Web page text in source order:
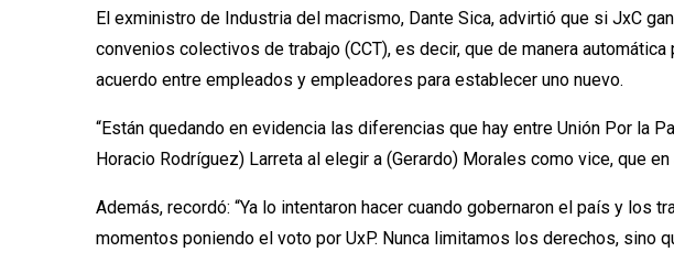
El exministro de Industria del macrismo, Dante Sica, advirtió que si JxC
convenios colectivos de trabajo (CCT), es decir, que de manera
acuerdo entre empleados y empleadores para establecer uno nuevo.
“Están quedando en evidencia las diferencias que hay entre Unión Por la
Horacio Rodríguez) Larreta al elegir a (Gerardo) Morales como vice, que
Además, recordó: “Ya lo intentaron hacer cuando gobernaron el país y
momentos poniendo el voto por UxP. Nunca limitamos los derechos, sino